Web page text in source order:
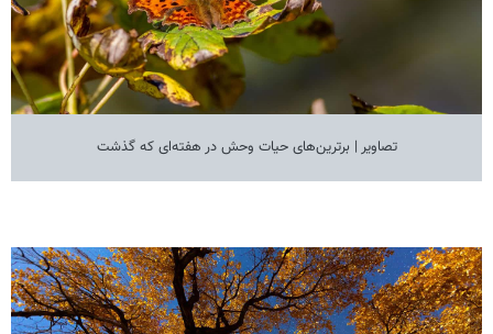
تصاویر | برترین‌های حیات وحش در هفته‌ای که گذشت